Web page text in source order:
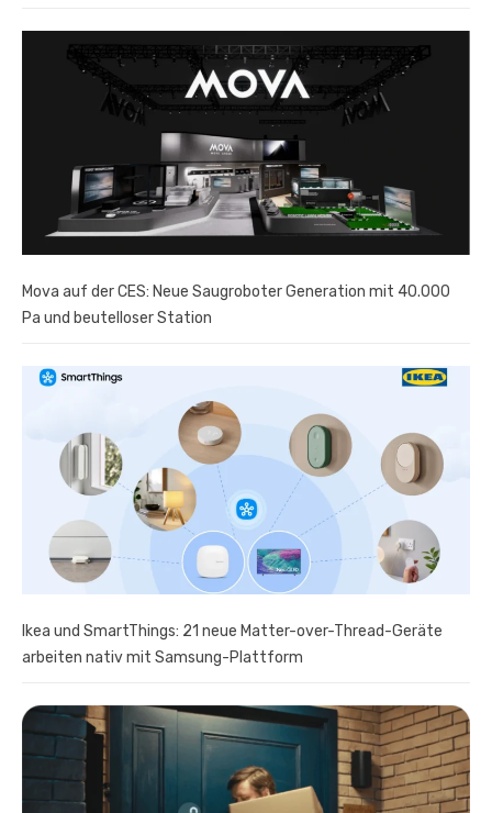
Mova auf der CES: Neue Saugroboter Generation mit 40.000
Pa und beutelloser Station
Ikea und SmartThings: 21 neue Matter-over-Thread-Geräte
arbeiten nativ mit Samsung-Plattform